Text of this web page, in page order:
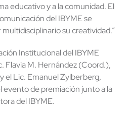
educativo y a la comunidad. El
del IBYME se
su creatividad.”
Institucional del IBYME
Flavia M. Hernández (Coord.),
el Lic. Emanuel Zylberberg,
de premiación junto a la
del IBYME.